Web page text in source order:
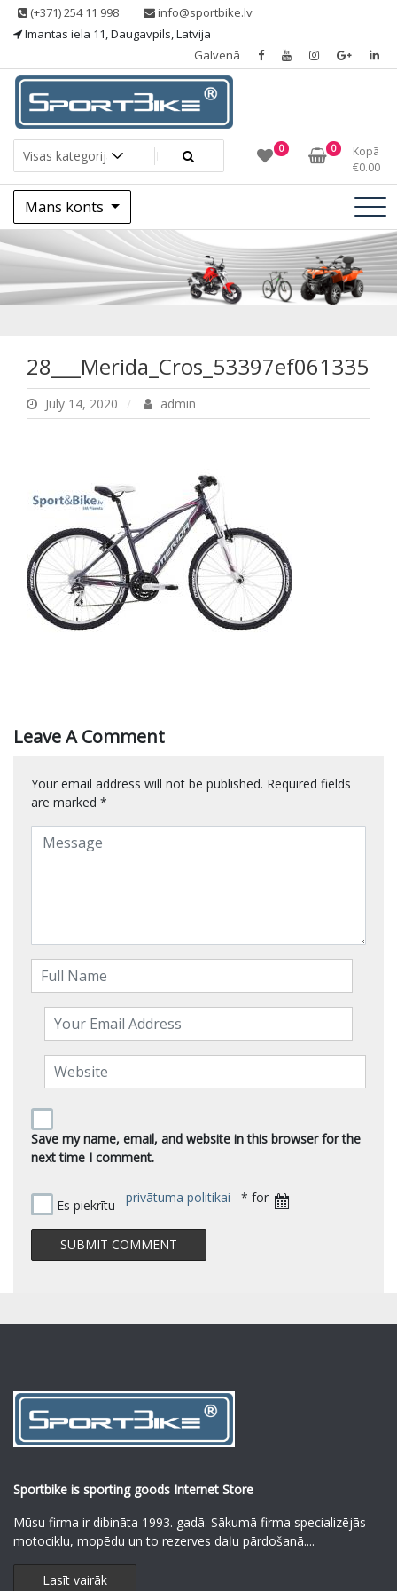
Skip (+371) 254 11 998
info@sportbike.lv
Imantas iela 11, Daugavpils, Latvija
Galvenā
Sportbike
Sporting goods 0 0
Kopā
€0.00
Mans konts
28___Merida_Cros_53397ef061335
July 14, 2020 admin
Leave A Comment
Your email address will not be published. Required fields
are marked *
Save my name, email, and website in this browser for the
next time I comment.
Es piekrītu privātuma politikai * for
Sportbike is sporting goods Internet Store
Mūsu firma ir dibināta 1993. gadā. Sākumā firma specializējās
motociklu, mopēdu un to rezerves daļu pārdošanā....
Lasīt vairāk